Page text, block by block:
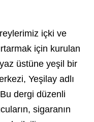
içki ve
için kurulan
üstüne yeşil bir
Yeşilayadlı
dergi düzenli
sigaranın